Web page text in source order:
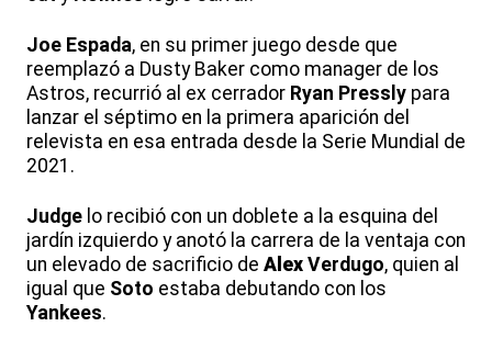
Joe Espada, en su primer juego desde que
reemplazó a Dusty Baker como manager de los
Astros, recurrió al ex cerrador Ryan Pressly para
lanzar el séptimo en la primera aparición del
relevista en esa entrada desde la Serie Mundial de
2021.
Judge lo recibió con un doblete a la esquina del
jardín izquierdo y anotó la carrera de la ventaja con
un elevado de sacrificio de Alex Verdugo, quien al
igual que Soto estaba debutando con los
Yankees.